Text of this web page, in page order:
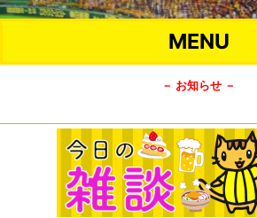
MENU
－ お知らせ －